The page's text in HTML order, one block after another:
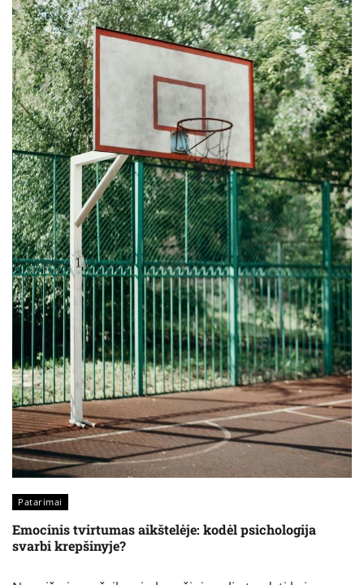
Patarimai
Emocinis tvirtumas aikštelėje: kodėl psichologija
svarbi krepšinyje?